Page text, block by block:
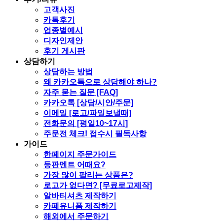
고객사진
카톡후기
업종별예시
디자인제안
후기 게시판
상담하기
상담하는 방법
왜 카카오톡으로 상담해야 하나?
자주 묻는 질문 [FAQ]
카카오톡 [상담/시안/주문]
이메일 [로고/파일보낼때]
전화문의 [평일10~17시]
주문전 체크! 접수시 필독사항
가이드
한페이지 주문가이드
등판멘트 어때요?
가장 많이 팔리는 상품은?
로고가 없다면? [무료로고제작]
알바티셔츠 제작하기
카페유니폼 제작하기
해외에서 주문하기